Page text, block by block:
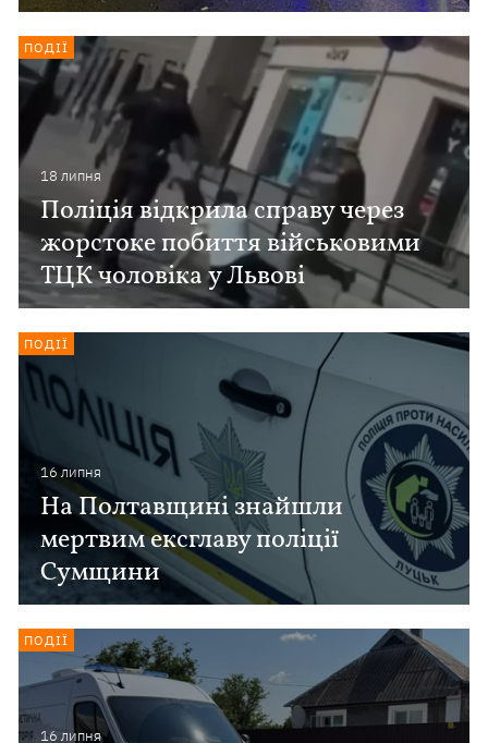
18 липня
Поліція відкрила справу через
жорстоке побиття військовими
ТЦК чоловіка у Львові
ПОДІЇ
16 липня
На Полтавщині знайшли
мертвим ексглаву поліції
Сумщини
ПОДІЇ
16 липня
ПОДІЇ